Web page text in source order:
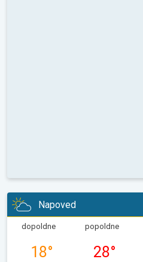
Napoved
dopoldne
18°
popoldne
28°